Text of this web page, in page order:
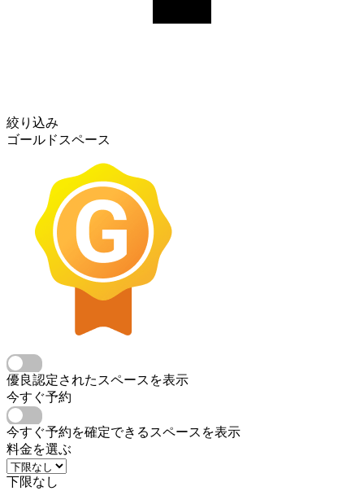
絞り込み
ゴールドスペース
優良認定されたスペースを表示
今すぐ予約
今すぐ予約を確定できるスペースを表示
料金を選ぶ
下限なし